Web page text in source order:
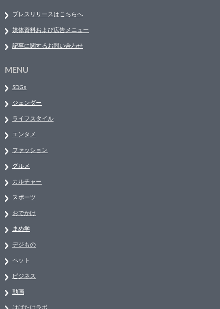
プレスリリースはこちらへ
媒体資料および広告メニュー
記事に関するお問い合わせ
MENU
SDGs
ジェンダー
ライフスタイル
エンタメ
ファッション
グルメ
カルチャー
スポーツ
おでかけ
まめ学
デジもの
ペット
ビジネス
動画
はばたけラボ